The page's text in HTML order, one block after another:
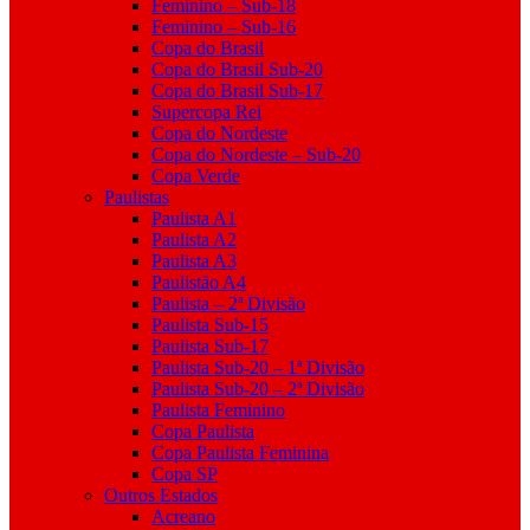
Feminino – Sub-18
Feminino – Sub-16
Copa do Brasil
Copa do Brasil Sub-20
Copa do Brasil Sub-17
Supercopa Rei
Copa do Nordeste
Copa do Nordeste – Sub-20
Copa Verde
Paulistas
Paulista A1
Paulista A2
Paulista A3
Paulistão A4
Paulista – 2ª Divisão
Paulista Sub-15
Paulista Sub-17
Paulista Sub-20 – 1ª Divisão
Paulista Sub-20 – 2ª Divisão
Paulista Feminino
Copa Paulista
Copa Paulista Feminina
Copa SP
Outros Estados
Acreano